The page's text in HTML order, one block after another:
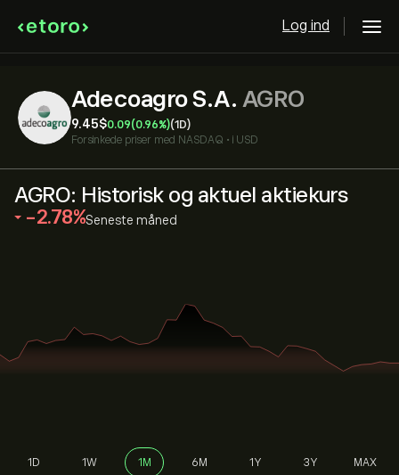
Log ind
Adecoagro S.A. AGRO
9.45‎$‎0.09(0.96%)(1D)
Forsinkede priser med NASDAQ • i USD
AGRO: Historisk og aktuel aktiekurs
‎-2.78‎ Seneste måned
1D 1W 1M 6M 1Y 3Y MAX